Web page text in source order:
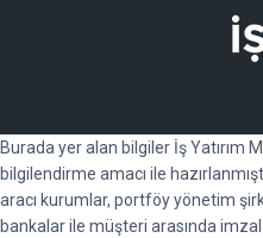
Burada yer alan bilgiler İş Yatırım
bilgilendirme amacı ile
aracı kurumlar, portföy yönetim
bankalar ile müşteri arasında